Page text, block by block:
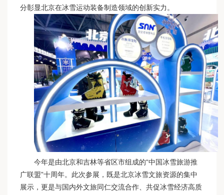
分彰显北京在冰雪运动装备制造领域的创新实力。
今年是由北京和吉林等省区市组成的“中国冰雪旅游推
广联盟”十周年。此次参展，既是北京冰雪文旅资源的集中
展示，更是与国内外文旅同仁交流合作、共促冰雪经济高质